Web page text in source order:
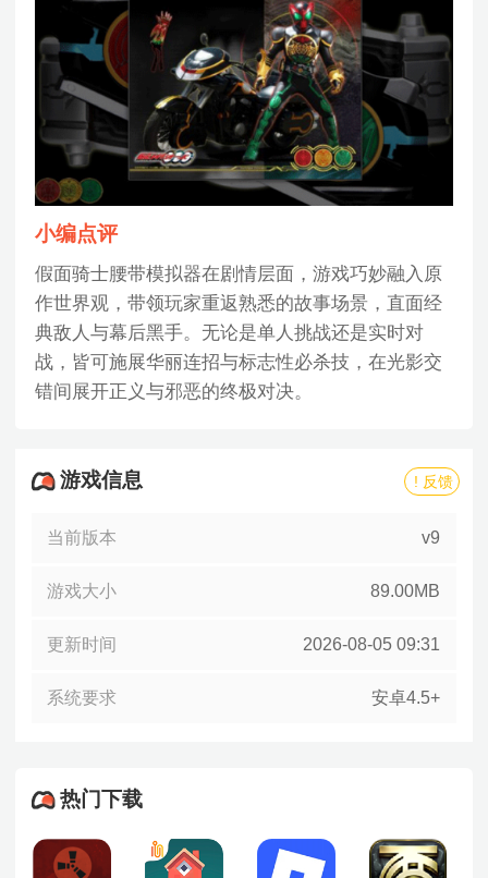
小编点评
假面骑士腰带模拟器在剧情层面，游戏巧妙融入原
作世界观，带领玩家重返熟悉的故事场景，直面经
典敌人与幕后黑手。无论是单人挑战还是实时对
战，皆可施展华丽连招与标志性必杀技，在光影交
错间展开正义与邪恶的终极对决。
游戏信息 ! 反馈
当前版本 v9
游戏大小 89.00MB
更新时间 2026-08-05 09:31
系统要求 安卓4.5+
热门下载